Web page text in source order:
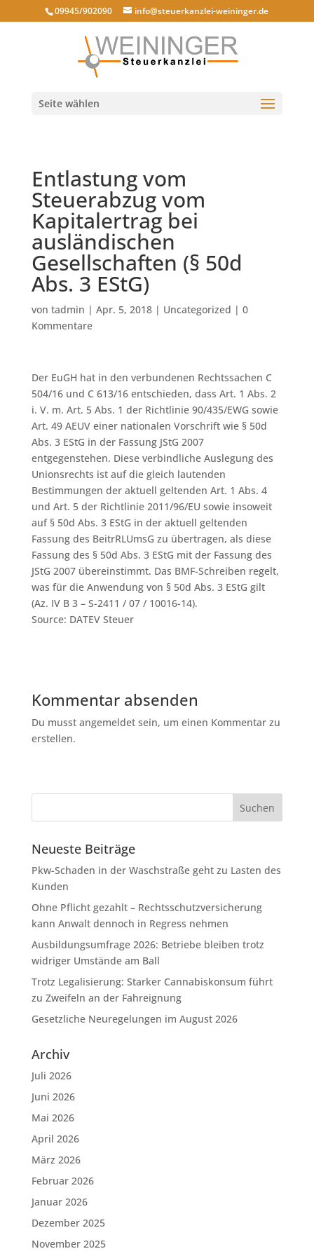
09945/902090 info@steuerkanzlei-weininger.de
Seite wählen
Entlastung vom
Steuerabzug vom
Kapitalertrag bei
ausländischen
Gesellschaften (§ 50d
Abs. 3 EStG)
von tadmin | Apr. 5, 2018| Uncategorized | 0
Kommentare
Der EuGH hat in den verbundenen Rechtssachen C
504/16 und C 613/16 entschieden, dass Art. 1 Abs. 2
i. V. m. Art. 5 Abs. 1 der Richtlinie 90/435/EWG sowie
Art. 49 AEUV einer nationalen Vorschrift wie § 50d
Abs. 3 EStG in der Fassung JStG 2007
entgegenstehen. Diese verbindliche Auslegung des
Unionsrechts ist auf die gleich lautenden
Bestimmungen der aktuell geltenden Art. 1 Abs. 4
und Art. 5 der Richtlinie 2011/96/EU sowie insoweit
auf § 50d Abs. 3 EStG in der aktuell geltenden
Fassung des BeitrRLUmsG zu übertragen, als diese
Fassung des § 50d Abs. 3 EStG mit der Fassung des
JStG 2007 übereinstimmt. Das BMF-Schreiben regelt,
was für die Anwendung von § 50d Abs. 3 EStG gilt
(Az. IV B 3 – S-2411 / 07 / 10016-14).
Source: DATEV Steuer
Kommentar absenden
Du musst angemeldet sein, um einen Kommentar zu
erstellen.
Neueste Beiträge
Pkw-Schaden in der Waschstraße geht zu Lasten des
Kunden
Ohne Pflicht gezahlt – Rechtsschutzversicherung
kann Anwalt dennoch in Regress nehmen
Ausbildungsumfrage 2026: Betriebe bleiben trotz
widriger Umstände am Ball
Trotz Legalisierung: Starker Cannabiskonsum führt
zu Zweifeln an der Fahreignung
Gesetzliche Neuregelungen im August 2026
Archiv
Juli 2026
Juni 2026
Mai 2026
April 2026
März 2026
Februar 2026
Januar 2026
Dezember 2025
November 2025